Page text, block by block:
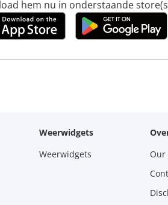
hem nu in onderstaande
Weerwidgets
Weerwidgets
Our